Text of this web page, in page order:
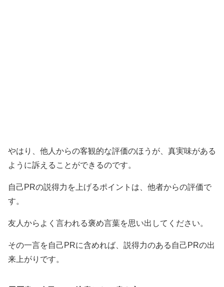
やはり、他人からの客観的な評価のほうが、真実味がある
ように訴えることができるのです。
自己PRの説得力を上げるポイントは、他者からの評価で
す。
友人からよく言われる褒め言葉を思い出してください。
その一言を自己PRに含めれば、説得力のある自己PRの出
来上がりです。